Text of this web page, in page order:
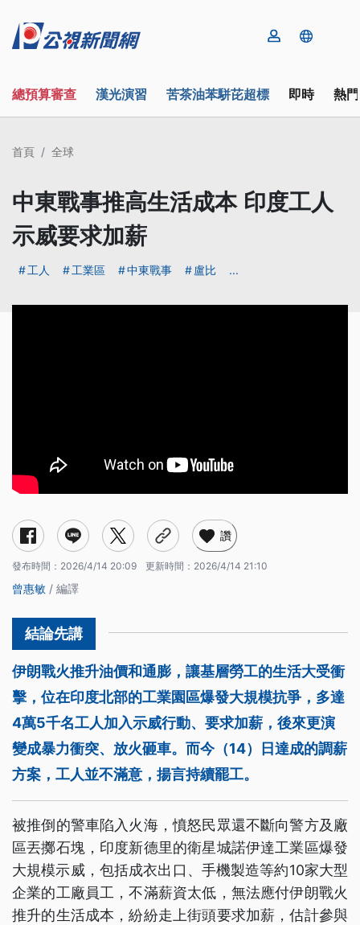
總預算審查 漢光演習 苦茶油苯駢芘超標 即時 熱
首頁 全球
中東戰事推高生活成本 印度工人
示威要求加薪
工人 工業區 中東戰事 盧比 ...
讚
發布時間： 2026/4/14 20:09 更新時間： 2026/4/14 21:10
曾惠敏 / 編譯
伊朗戰火推升油價和通膨，讓基層勞工的生活大受衝
擊，位在印度北部的工業園區爆發大規模抗爭，多達
4萬5千名工人加入示威行動、要求加薪，後來更演
變成暴力衝突、放火砸車。而今（14）日達成的調薪
方案，工人並不滿意，揚言持續罷工。
被推倒的警車陷入火海，憤怒民眾還不斷向警方及廠
區丟擲石塊，印度新德里的衛星城諾伊達工業區爆發
大規模示威，包括成衣出口、手機製造等約10家大型
企業的工廠員工，不滿薪資太低，無法應付伊朗戰火
推升的生活成本，紛紛走上街頭要求加薪，估計參與